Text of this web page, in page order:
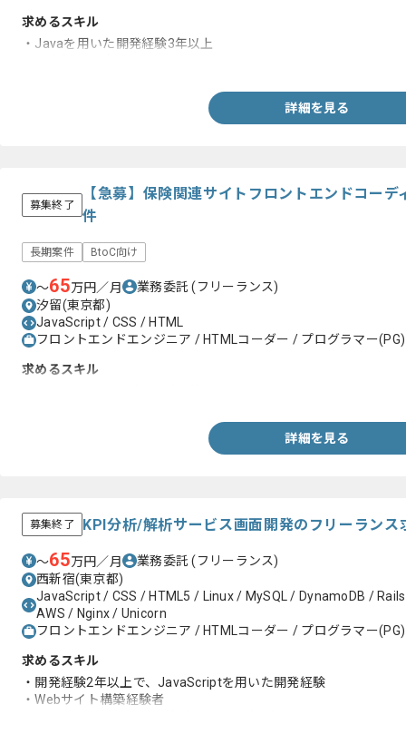
求めるスキル
・Javaを用いた開発経験3年以上
詳細を見る
募集終了
【急募】保険関連サイトフロントエンドコー
件
長期案件 BtoC向け
〜65万円／月 業務委託(フリーランス)
汐留(東京都)
JavaScript / CSS / HTML
フロントエンドエンジニア / HTMLコーダー / プログラマー(PG)
求めるスキル
詳細を見る
募集終了 KPI分析/解析サービス画面開発のフリーランス
〜65万円／月 業務委託(フリーランス)
西新宿(東京都)
JavaScript / CSS / HTML5 / Linux / MySQL / DynamoDB /
AWS / Nginx / Unicorn
フロントエンドエンジニア / HTMLコーダー / プログラマー(PG)
求めるスキル
・開発経験2年以上で、JavaScriptを用いた開発経験
・Webサイト構築経験者